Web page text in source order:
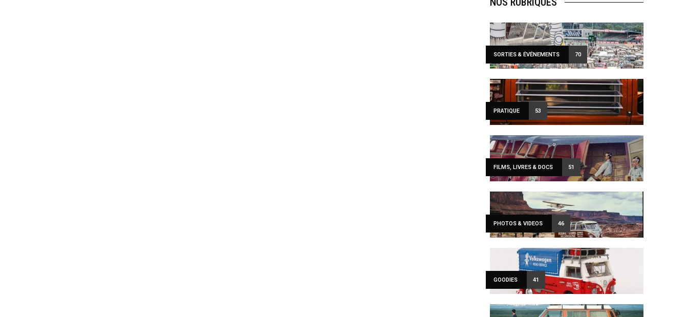
SORTIES & ÉVÉNEMENTS 70
PRATIQUE 53
FILMS, LIVRES & DOCS 51
PHOTOS & VIDEOS 46
GOODIES 41